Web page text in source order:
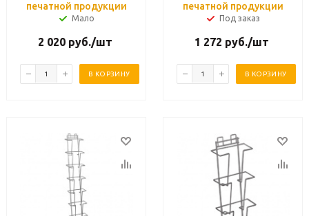
печатной продукции
Мало
2 020 руб./шт
В КОРЗИНУ
печатной продукции
Под заказ
1 272 руб./шт
В КОРЗИНУ